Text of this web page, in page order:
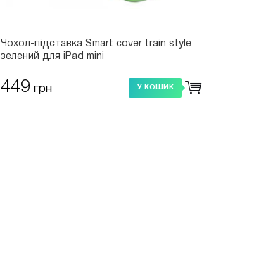
Чохол-підставка Smart cover train style
зелений для iPad mini
449 грн У КОШИК